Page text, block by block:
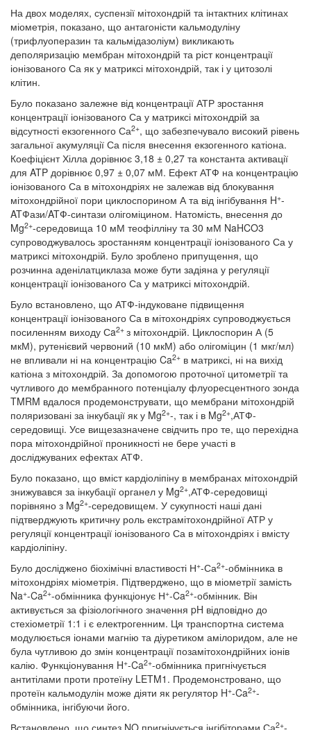
На двох моделях, суспензії мітохондрій та інтактних клітинах
міометрія, показано, що антагоністи кальмодуліну
(трифлуоперазин та кальмідазоліум) викликають
деполяризацію мембран мітохондрій та ріст концентрації
іонізованого Са як у матриксі мітохондрій, так і у цитозолі
клітин.
Було показано залежне від концентрації АТР зростання
концентрації іонізованого Са у матриксі мітохондрій за
відсутності екзогенного Са2+, що забезпечувало високий рівень
загальної акумуляції Са після внесення екзогенного катіона.
Коефіцієнт Хілла дорівнює 3,18 ± 0,27 та константа активації
для ATP дорівнює 0,97 ± 0,07 мМ. Ефект АТФ на концентрацію
іонізованого Са в мітохондріях не залежав від блокування
мітохондрійної пори циклоспорином А та від інгібування H+-
ATФази/ATФ-синтази олігоміцином. Натомість, внесення до
Mg2+-середовища 10 мМ теофілліну та 30 мМ NaHCO3
супроводжувалось зростанням концентрації іонізованого Са у
матриксі мітохондрій. Було зроблено припущення, що
розчинна аденілатциклаза може бути задіяна у регуляції
концентрації іонізованого Са у матриксі мітохондрій.
Було встановлено, що АТФ-індуковане підвищення
концентрації іонізованого Са в мітохондріях супроводжується
посиленням виходу Сa2+ з мітохондрій. Циклоспорин А (5
мкМ), рутенієвий червоний (10 мкМ) або олігоміцин (1 мкг/мл)
не впливали ні на концентрацію Ca2+ в матриксі, ні на вихід
катіона з мітохондрій. За допомогою проточної цитометрії та
чутливого до мембранного потенціалу флуоресцентного зонда
TMRM вдалося продемонструвати, що мембрани мітохондрій
поляризовані за інкубації як у Mg2+-, так і в Mg2+,АТФ-
середовищі. Усе вищезазначене свідчить про те, що перехідна
пора мітохондрійної проникності не бере участі в
досліджуваних ефектах АТФ.
Було показано, що вміст кардіоліпіну в мембранах мітохондрій
знижувався за інкубації органел у Mg2+,АТФ-середовищі
порівняно з Mg2+-середовищем. У сукупності наші дані
підтверджують критичну роль екстрамітохондрійної АТР у
регуляції концентрації іонізованого Са в мітохондріях і вмісту
кардіоліпіну.
Було досліджено біохімічні властивості Н+-Са2+-обмінника в
мітохондріях міометрія. Підтверджено, що в міометрії замість
Na+-Ca2+-обмінника функціонує Н+-Ca2+-обмінник. Він
активується за фізіологічного значення pH відповідно до
стехіометрії 1:1 і є електрогенним. Ця транспортна система
модулюється іонами магнію та діуретиком амілоридом, але не
була чутливою до змін концентрації позамітохондрійних іонів
калію. Функціонування H+-Ca2+-обмінника пригнічується
антитілами проти протеїну LETM1. Продемонстровано, що
протеїн кальмодулін може діяти як регулятор H+-Ca2+-
обмінника, інгібуючи його.
2+